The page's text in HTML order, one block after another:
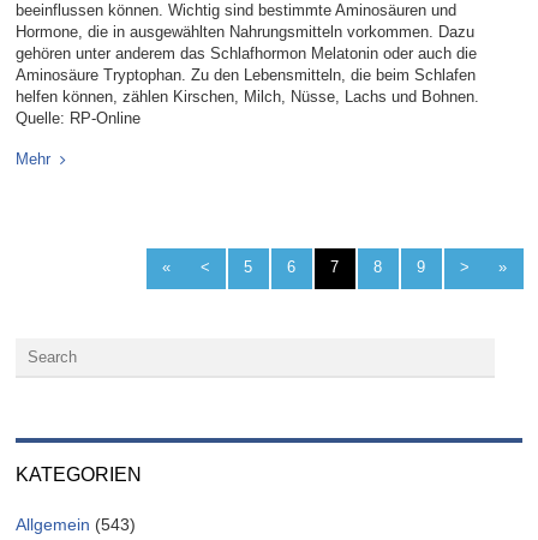
beeinflussen können. Wichtig sind bestimmte Aminosäuren und
Hormone, die in ausgewählten Nahrungsmitteln vorkommen. Dazu
gehören unter anderem das Schlafhormon Melatonin oder auch die
Aminosäure Tryptophan. Zu den Lebensmitteln, die beim Schlafen
helfen können, zählen Kirschen, Milch, Nüsse, Lachs und Bohnen.
Quelle: RP-Online
Mehr
« < 5 6 7 8 9 > »
KATEGORIEN
Allgemein (543)